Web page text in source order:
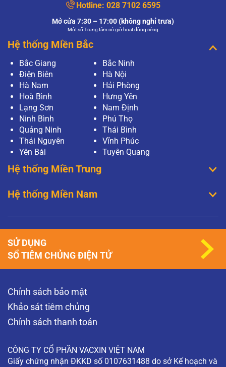
Hotline: 028 7102 6595
Mở cửa 7:30 – 17:00 (không nghỉ trưa)
Một số Trung tâm có giờ hoạt động riêng
Hệ thống Miền Bắc
Bắc Giang
Bắc Ninh
Điện Biên
Hà Nội
Hà Nam
Hải Phòng
Hoà Bình
Hưng Yên
Lạng Sơn
Nam Định
Ninh Bình
Phú Thọ
Quảng Ninh
Thái Bình
Thái Nguyên
Vĩnh Phúc
Yên Bái
Tuyên Quang
Hệ thống Miền Trung
Hệ thống Miền Nam
Chính sách bảo mật
Khảo sát tiêm chủng
Chính sách thanh toán
CÔNG TY CỔ PHẦN VACXIN VIỆT NAM
Giấy chứng nhận ĐKKD số 0107631488 do sở Kế hoạch và
SỬ DỤNG
SỔ TIÊM CHỦNG ĐIỆN TỬ